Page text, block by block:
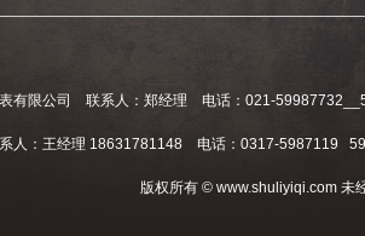
表有限公司 联系人：郑经理 电话：021-
人：王经理 18631781148 电话：0317-5987119
版权所有 © www.shuliyiqi.com 未